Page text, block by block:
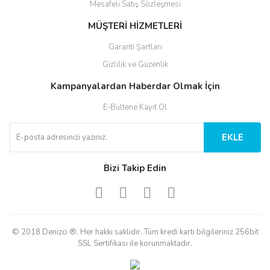
Mesafeli Satış Sözleşmesi
MÜŞTERİ HİZMETLERİ
Garanti Şartları
Gizlilik ve Güzenlik
Kampanyalardan Haberdar Olmak İçin
E-Bültene Kayıt Ol
EKLE
Bizi Takip Edin
© 2018 Denizci ®. Her hakkı saklıdır. Tüm kredi kartı bilgileriniz 256bit
SSL Sertifikası ile korunmaktadır.